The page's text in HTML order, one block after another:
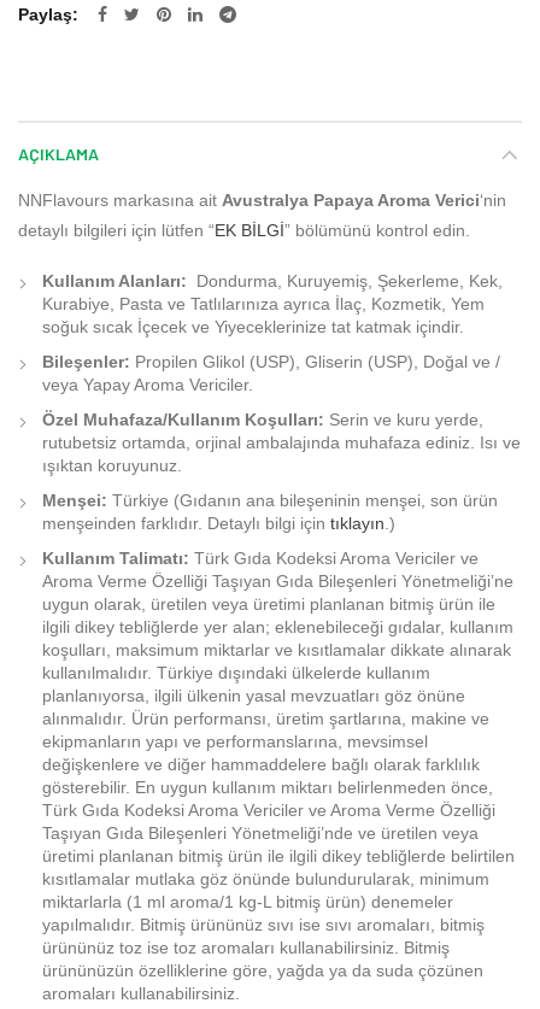
Paylaş
AÇIKLAMA
NNFlavours markasına ait Avustralya Papaya Aroma Verici‘nin
detaylı bilgileri için lütfen “EK BİLGİ” bölümünü kontrol edin.
Kullanım Alanları: Dondurma, Kuruyemiş, Şekerleme, Kek,
Kurabiye, Pasta ve Tatlılarınıza ayrıca İlaç, Kozmetik, Yem
soğuk sıcak İçecek ve Yiyeceklerinize tat katmak içindir.
Bileşenler: Propilen Glikol (USP), Gliserin (USP), Doğal ve /
veya Yapay Aroma Vericiler.
Özel Muhafaza/Kullanım Koşulları: Serin ve kuru yerde,
rutubetsiz ortamda, orjinal ambalajında muhafaza ediniz. Isı ve
ışıktan koruyunuz.
Menşei: Türkiye (Gıdanın ana bileşeninin menşei, son ürün
menşeinden farklıdır. Detaylı bilgi için tıklayın .)
Kullanım Talimatı: Türk Gıda Kodeksi Aroma Vericiler ve
Aroma Verme Özelliği Taşıyan Gıda Bileşenleri Yönetmeliği’ne
uygun olarak, üretilen veya üretimi planlanan bitmiş ürün ile
ilgili dikey tebliğlerde yer alan; eklenebileceği gıdalar, kullanım
koşulları, maksimum miktarlar ve kısıtlamalar dikkate alınarak
kullanılmalıdır. Türkiye dışındaki ülkelerde kullanım
planlanıyorsa, ilgili ülkenin yasal mevzuatları göz önüne
alınmalıdır. Ürün performansı, üretim şartlarına, makine ve
ekipmanların yapı ve performanslarına, mevsimsel
değişkenlere ve diğer hammaddelere bağlı olarak farklılık
gösterebilir. En uygun kullanım miktarı belirlenmeden önce,
Türk Gıda Kodeksi Aroma Vericiler ve Aroma Verme Özelliği
Taşıyan Gıda Bileşenleri Yönetmeliği’nde ve üretilen veya
üretimi planlanan bitmiş ürün ile ilgili dikey tebliğlerde belirtilen
kısıtlamalar mutlaka göz önünde bulundurularak, minimum
miktarlarla (1 ml aroma/1 kg-L bitmiş ürün) denemeler
yapılmalıdır. Bitmiş ürününüz sıvı ise sıvı aromaları, bitmiş
ürününüz toz ise toz aromaları kullanabilirsiniz. Bitmiş
ürününüzün özelliklerine göre, yağda ya da suda çözünen
aromaları kullanabilirsiniz.